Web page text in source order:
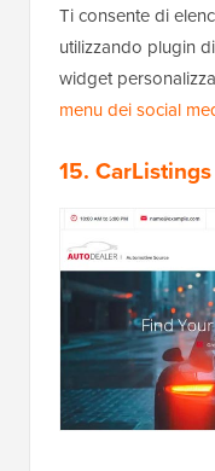
Ti consente di
utilizzando plugin
widget
menu dei social
15. CarListings